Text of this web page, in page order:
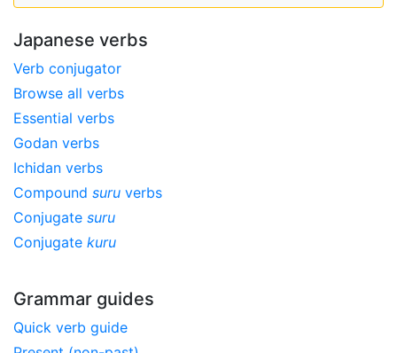
Japanese verbs
Verb conjugator
Browse all verbs
Essential verbs
Godan verbs
Ichidan verbs
Compound suru verbs
Conjugate suru
Conjugate kuru
Grammar guides
Quick verb guide